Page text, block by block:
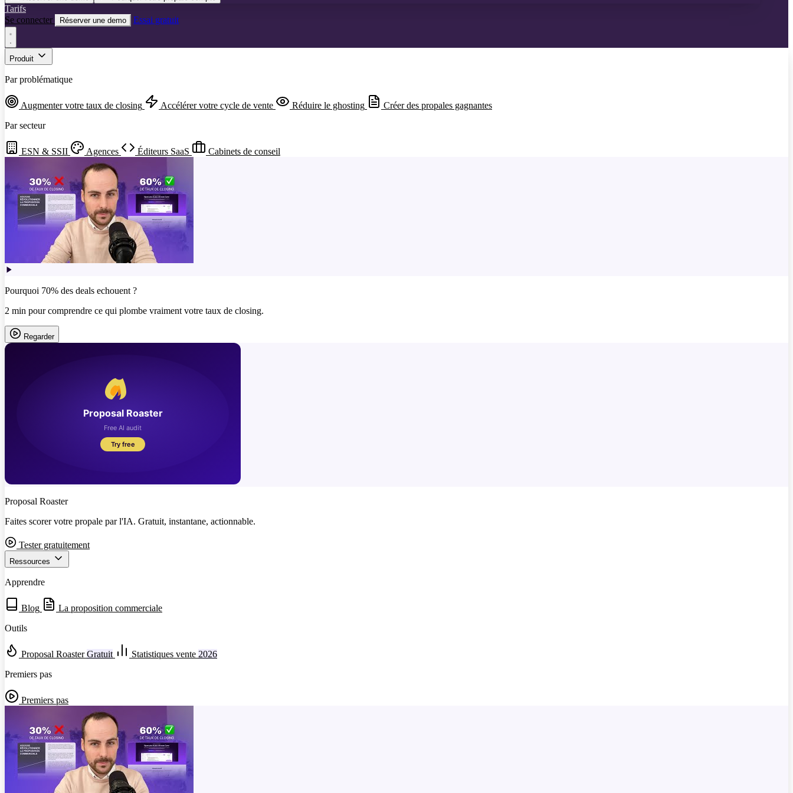
Tarifs
Se connecter
Réserver une demo Essai gratuit
Produit
Par problématique
Augmenter votre taux de closing Accélérer votre cycle de vente Réduire le ghosting
Créer des propales gagnantes
Par secteur
ESN & SSII Agences Éditeurs SaaS Cabinets de conseil
Pourquoi 70% des deals echouent ?
2 min pour comprendre ce qui plombe vraiment votre taux de closing.
Regarder
Proposal Roaster
Faites scorer votre propale par l'IA. Gratuit, instantane, actionnable.
Tester gratuitement
Ressources
Apprendre
Blog
La proposition commerciale
Outils
Proposal Roaster Gratuit Statistiques vente 2026
Premiers pas
Premiers pas